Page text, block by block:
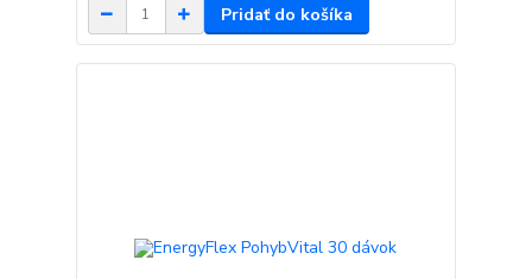
Pridať do košíka